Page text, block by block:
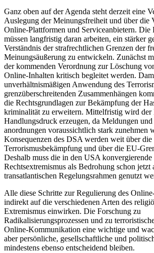
Ganz oben auf der Agenda steht derzeit eine
Auslegung der Meinungsfreiheit und über die
Online-Plattformen und Serviceanbietern. Die
müssen langfristig daran arbeiten, ein stärker
Verständnis der strafrechtlichen Grenzen der
Meinungsäußerung zu entwickeln. Zunächst
der kommenden Verordnung zur Löschung
Online-Inhalten kritisch begleitet werden.
unverhältnismäßigen Anwendung des
grenzüberschrei­tenden Zusammenhängen
die Rechtsgrundlagen zur Bekämpfung der
kriminalität zu erweitern. Mittelfristig wird der
Handlungsdruck erzeugen, da Meldungen
anordnungen voraussichtlich stark zuneh­men
Konsequenzen des DSA werden weit über die
Terrorismusbekämpfung und über die EU-
Deshalb muss die in den USA kon­vergierende
Rechts­extremismus als Bedrohung schon jetzt
transatlantischen Rege­lungsrahmen genutzt
Alle diese Schritte zur Regulierung des
indirekt auf die verschiedenen Arten des
Extremismus einwirken. Die Forschung zu
Radikalisierungsprozessen und zu
Online-Kommunikation eine wichtige und
aber persönliche, gesellschaftliche und
mindestens ebenso entscheidend bleiben.